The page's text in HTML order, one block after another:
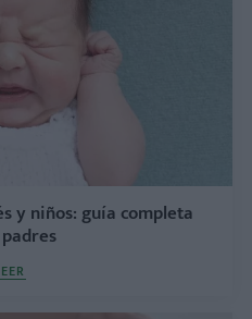
y niños: guía completa